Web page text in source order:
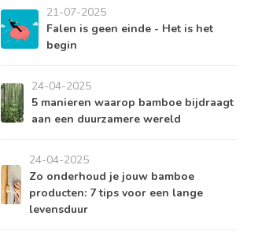
21-07-2025
Falen is geen einde - Het is het
begin
24-04-2025
5 manieren waarop bamboe bijdraagt
aan een duurzamere wereld
24-04-2025
Zo onderhoud je jouw bamboe
producten: 7 tips voor een lange
levensduur